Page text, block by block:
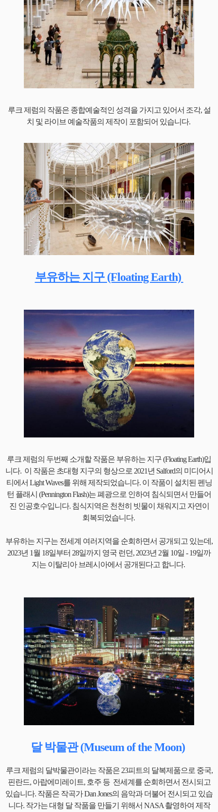
루크 제럼의 작품은 종합예술적인 성격을 가지고 있어서 조각, 설
치 및 라이브 예술작품의 제작이 포함되어 있습니다.
부유하는 지구 (Floating Earth)
루크 제럼의 두번째 소개할 작품은 부유하는 지구 (Floating Earth)입
니다. 이 작품은 초대형 지구의 형상으로 2021년 Salford의 미디어시
티에서 Light Waves를 위해 제작되었습니다. 이 작품이 설치된 펜닝
턴 플래시 (Pennington Flash)는 폐광으로 인하여 침식되면서 만들어
진 인공호수입니다. 침식지역은 천천히 빗물이 채워지고 자연이
회복되었습니다.
부유하는 지구는 전세계 여러지역을 순회하면서 공개되고 있는데,
2023년 1월 18일부터 28일까지 영국 런던, 2023년 2월 10일 - 19일까
지는 이탈리아 브레시아에서 공개된다고 합니다.
달 박물관 (Museum of the Moon)
루크 제럼의 달박물관이라는 작품은 23피트의 달복제품으로 중국,
핀란드, 아랍에미레이트, 호주 등 전세계를 순회하면서 전시되고
있습니다. 작품은 작곡가 Dan Jones의 음악과 더불어 전시되고 있습
니다. 작가는 대형 달 작품을 만들기 위해서 NASA 촬영하여 제작